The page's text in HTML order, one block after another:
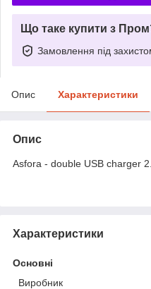
Що таке купити з
Замовлення під
Опис Характеристики
Опис
Asfora - double USB charger
Характеристики
Основні
Виробник